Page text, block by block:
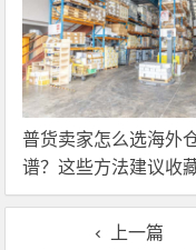
普货卖家怎么选海外
谱？这些方法建议收藏
上一篇